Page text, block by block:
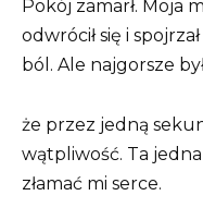
Pokój zamarł. Moja
odwrócił się i
ból. Ale najgorsze
że przez jedną
wątpliwość. Ta
złamać mi serce.